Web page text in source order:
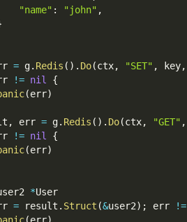
"name" : "john" ,
= g. Redis ( ) . Do(ctx, "SET" , key,
!= nil
{
(err)
, err = g. Redis ( ) . Do(ctx, "GET" ,
!= nil
{
(err)
*User
= result . Struct (&user2) ; err !=
(err)